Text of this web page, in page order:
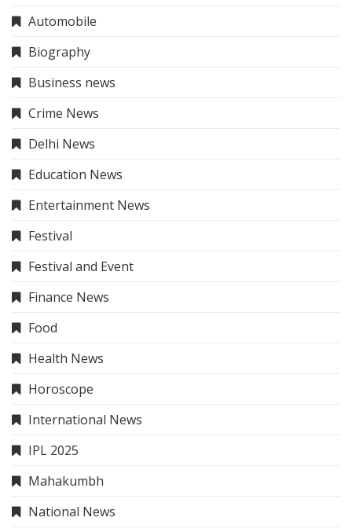
Automobile
Biography
Business news
Crime News
Delhi News
Education News
Entertainment News
Festival
Festival and Event
Finance News
Food
Health News
Horoscope
International News
IPL 2025
Mahakumbh
National News